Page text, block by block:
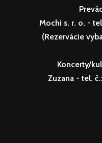
Mochi s. r. o. -
(Rezervácie
Koncerty/
Zuzana- tel.